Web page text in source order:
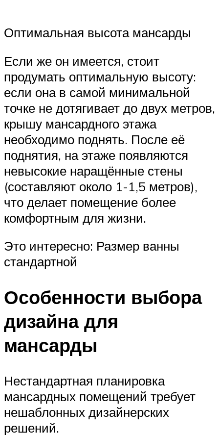
Оптимальная высота мансарды
Если же он имеется, стоит
продумать оптимальную высоту:
если она в самой минимальной
точке не дотягивает до двух метров,
крышу мансардного этажа
необходимо поднять. После её
поднятия, на этаже появляются
невысокие наращённые стены
(составляют около 1-1,5 метров),
что делает помещение более
комфортным для жизни.
Это интересно: Размер ванны
стандартной
Особенности выбора
дизайна для
мансарды
Нестандартная планировка
мансардных помещений требует
нешаблонных дизайнерских
решений.